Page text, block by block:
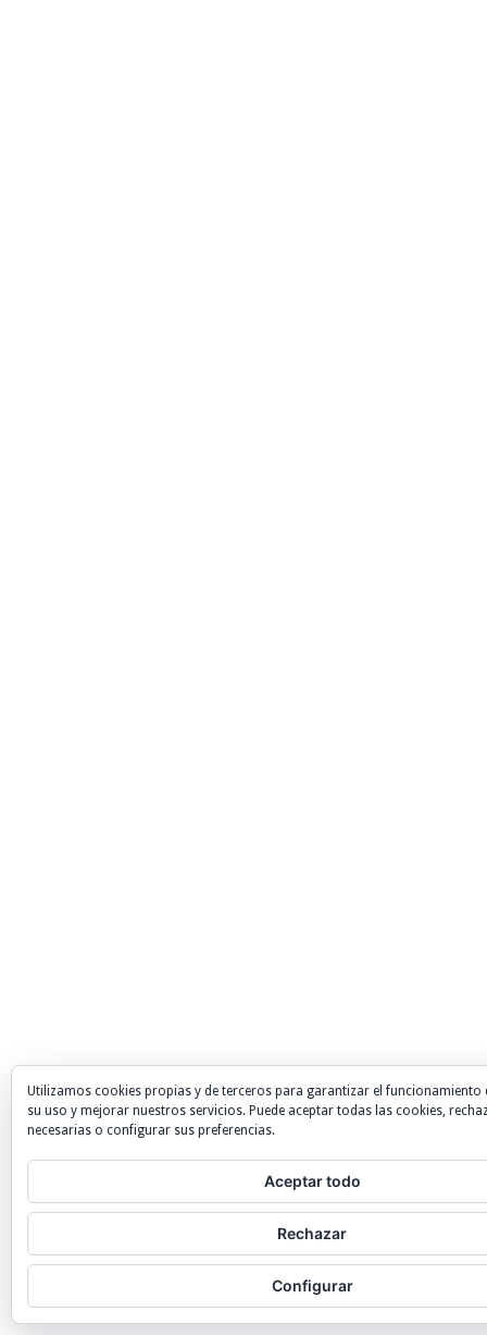
Utilizamos cookies propias y de terceros para garantizar el funcionamiento
su uso y mejorar nuestros servicios. Puede aceptar todas las cookies,
necesarias o configurar sus preferencias.
Aceptar todo
Rechazar
Configurar